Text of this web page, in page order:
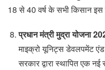
18 से 40 वर्ष के सभी किसान
प्रधान मंत्री मुद्रा योजना
माइक्रो यूनिट्स डेवलपमेंट
सरकार द्वारा स्थापित एक